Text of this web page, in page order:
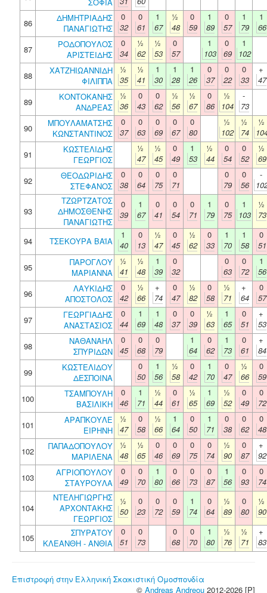
86
ΔΗΜΗΤΡΙΑΔΗΣ
ΠΑΝΑΓΙΩΤΗΣ
0
32
0
61
1
67
½
48
0
59
1
89
0
57
1
79
1
66
87
ΡΟΔΟΠΟΥΛΟΣ
ΑΡΙΣΤΕΙΔΗΣ
0
34
½
62
½
53
0
57
1
103
0
69
1
102
88
ΧΑΤΖΗΙΩΑΝΝΙΔΗ
ΦΙΛΙΠΠΑ
½
35
½
41
1
30
1
28
1
26
0
37
0
22
0
33
+
47
89
ΚΟΝΤΟΚΑΝΗΣ
ΑΝΔΡΕΑΣ
½
36
0
43
0
62
½
56
½
67
0
86
½
104
-
73
90
ΜΠΟΥΛΑΜΑΤΣΗΣ
ΚΩΝΣΤΑΝΤΙΝΟΣ
0
37
0
63
0
69
0
67
0
80
½
102
½
74
½
91
ΚΩΣΤΕΛΙΔΗΣ
ΓΕΩΡΓΙΟΣ
½
47
½
45
0
49
1
53
½
44
0
54
0
52
½
69
92
ΘΕΟΔΩΡΙΔΗΣ
ΣΤΕΦΑΝΟΣ
0
38
0
64
0
75
0
71
0
79
0
56
-
93
ΤΖΩΡΤΖΑΤΟΣ
ΔΗΜΟΣΘΕΝΗΣ
ΠΑΝΑΓΙΩΤΗΣ
0
39
1
67
0
41
0
54
0
71
1
79
0
75
1
103
½
73
94 ΤΣΕΚΟΥΡΑ ΒΑΪΑ
1
40
0
13
½
47
0
45
½
62
0
33
1
70
1
58
0
51
95
ΠΑΡΟΓΛΟΥ
ΜΑΡΙΑΝΝΑ
½
41
½
48
1
39
0
32
0
63
0
72
1
56
96
ΛΑΥΚΙΔΗΣ
ΑΠΟΣΤΟΛΟΣ
0
42
½
66
+
74
0
47
½
82
0
58
½
71
+
64
0
57
97
ΓΕΩΡΓΙΑΔΗΣ
ΑΝΑΣΤΑΣΙΟΣ
0
44
1
69
1
48
0
37
0
39
½
63
1
65
0
51
+
53
98
ΝΑΘΑΝΑΗΛ
ΣΠΥΡΙΔΩΝ
0
45
0
68
0
79
1
64
0
62
1
73
0
61
+
84
99
ΚΩΣΤΕΛΙΔΟΥ
ΔΕΣΠΟΙΝΑ
0
50
1
56
½
58
0
42
1
70
0
47
½
66
0
59
100
ΤΣΑΜΠΟΥΛΗ
ΒΑΣΙΛΙΚΗ
0
46
1
71
½
44
0
61
½
65
1
69
½
52
0
49
0
72
101
ΑΡΑΠΚΟΥΛΕ
ΕΙΡΗΝΗ
½
47
0
58
½
66
1
64
0
50
1
71
0
38
0
62
0
48
102
ΠΑΠΑΔΟΠΟΥΛΟΥ
ΜΑΡΙΛΕΝΑ
½
48
½
65
0
46
0
69
0
75
0
74
½
90
0
87
+
92
103
ΑΓΡΙΟΠΟΥΛΟΥ
ΣΤΑΥΡΟΥΛΑ
0
49
0
70
1
80
0
66
0
73
0
87
1
56
0
93
0
74
104
ΝΤΕΛΗΓΙΩΡΓΗΣ
ΑΡΧΟΝΤΑΚΗΣ
ΓΕΩΡΓΙΟΣ
½
50
0
23
0
72
0
59
1
74
0
64
½
89
0
80
½
90
105
ΣΠΥΡΑΤΟΥ
ΚΛΕΑΝΘΗ - ΑΝΘΙΑ
0
51
0
73
0
68
0
70
1
80
½
76
½
71
+
83
Επιστροφή στην Ελληνική Σκακιστική Ομοσπονδία
© Andreas Andreou 2012-2026 [P]